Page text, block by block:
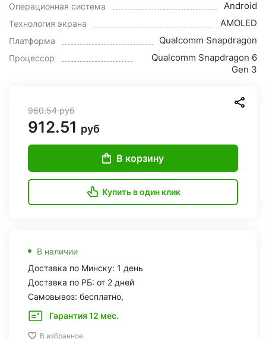
Операционная система Android
Технология экрана AMOLED
Платформа Qualcomm Snapdragon
Процессор
Qualcomm Snapdragon 6
Gen 3
960.54руб
912.51 руб
В корзину
Купить в один клик
В наличии
Доставка по Минску: 1 день
Доставка по РБ: от 2 дней
Самовывоз: бесплатно,
Гарантия 12 мес.
В избранное